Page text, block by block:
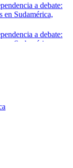
a debate:
en Sudamérica,
a debate:
Sudamérica,
(Parte 06)
(Parte 08)